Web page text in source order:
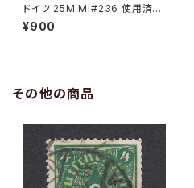
ドイツ 25M Mi#236 使用済み
切手｜BRESLAU 8.6.1923
¥900
その他の商品